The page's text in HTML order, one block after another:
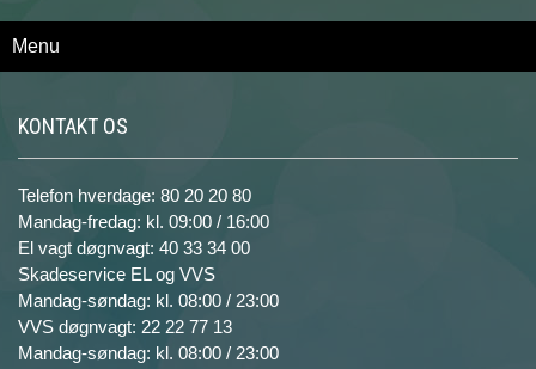
Menu
KONTAKT OS
Telefon hverdage: 80 20 20 80
Mandag-fredag: kl. 09:00 / 16:00
El vagt døgnvagt: 40 33 34 00
Skadeservice EL og VVS
Mandag-søndag: kl. 08:00 / 23:00
VVS døgnvagt: 22 22 77 13
Mandag-søndag: kl. 08:00 / 23:00